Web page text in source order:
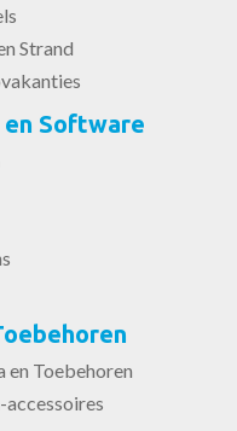
Strand
Software
en Toebehoren